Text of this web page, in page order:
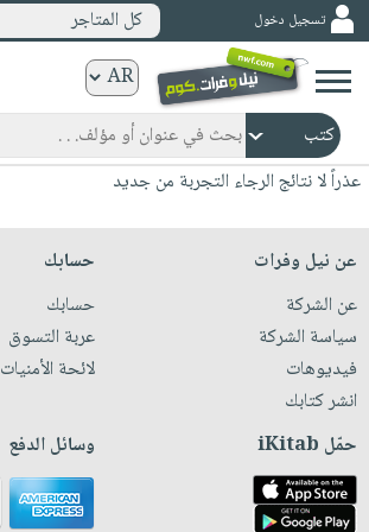
ورقية
المواضيع
صدر
مبيعاً
جوائز
شحن
مخفض
عروض
خاصة
صفحات
مشوقة
كتب
الصفحة
الرئيسية
صدر
حديثاً
الأكثر
مبيعاً
مجانية
كتب
صوتية
الصفحة
الرئيسية
masmu3
بلا
حدود
أطفال
وناشئة
الصفحةوسائل
تسجيل دخول كل المتاجر
عذراً لا نتائج الرجاء التجربة من جديد
عن نيل وفرات
عن الشركة
سياسة الشركة
فيديوهات
انشر كتابك
حسابك
حسابك
عربة التسوق
لائحة الأمنيات
حمّل iKitab وسائل الدفع